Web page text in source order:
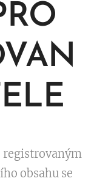
registrovaným
obsahu se